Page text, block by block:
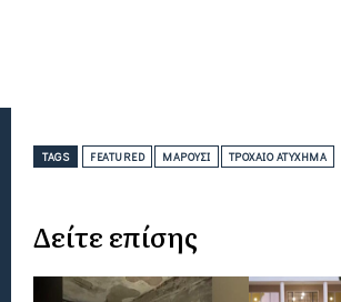
TAGS FEATURED ΜΑΡΟΎΣΙ ΤΡΟΧΑΊΟ ΑΤΎΧΗΜΑ
Δείτε επίσης